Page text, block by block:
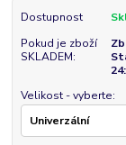
Dostupnost
Pokud je zboží
SKLADEM:
Velikost - vyberte: